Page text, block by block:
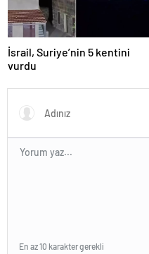
İsrail, Suriye’nin 5 kentini
vurdu
En az 10 karakter gerekli